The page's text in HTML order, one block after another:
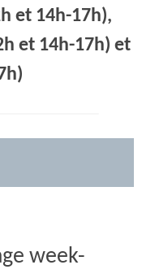
et 14h-17h),
et 14h-17h) et
week-